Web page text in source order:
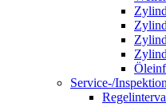
Service-/